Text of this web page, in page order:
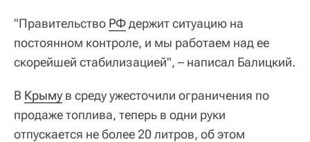
"Правительство РФдержит ситуацию на
постоянном контроле, и мы работаем над ее
скорейшей стабилизацией", – написал Балицкий.
В Крыму в среду ужесточили ограничения по
продаже топлива, теперь в одни руки
отпускается не более 20 литров, об этом